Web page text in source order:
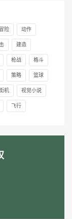
冒险 动作
建造
枪战 格斗
策略 篮球
机 视觉小说
飞行